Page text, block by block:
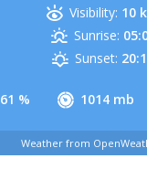
61 % 1014 mb
Visibility: 10
Sunrise:
Sunset:
Weather from